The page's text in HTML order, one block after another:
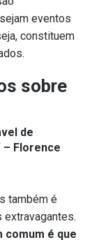
eventos
constituem
sobre
de
– Florence
também é
comum é que